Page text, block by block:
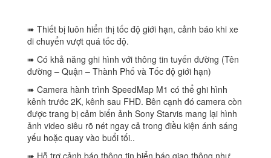
➠ Thiết bị luôn hiển thị tốc độ giới hạn, cảnh báo khi xe
di chuyển vượt quá tốc độ.
➠ Có khả năng ghi hình với thông tin tuyến đường (Tên
đường – Quận – Thành Phố và Tốc độ giới hạn)
➠ Camera hành trình SpeedMap M1 có thể ghi hình
kênh trước 2K, kênh sau FHD. Bên cạnh đó camera còn
được trang bị cảm biến ảnh Sony Starvis mang lại hình
ảnh video siêu rõ nét ngay cả trong điều kiện ánh sáng
yếu hoặc quay vào buổi tối..